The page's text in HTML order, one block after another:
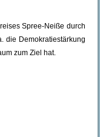
Spree-Neiße durch
die Demokratiestärkung
zum Ziel hat.